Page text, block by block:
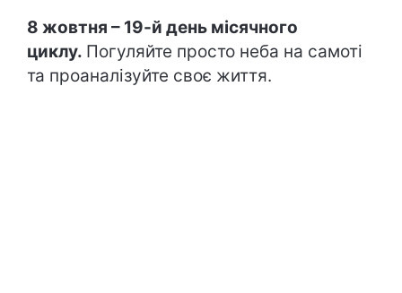
8 жовтня – 19-й день місячного
циклу. Погуляйте просто неба на самоті
та проаналізуйте своє життя.